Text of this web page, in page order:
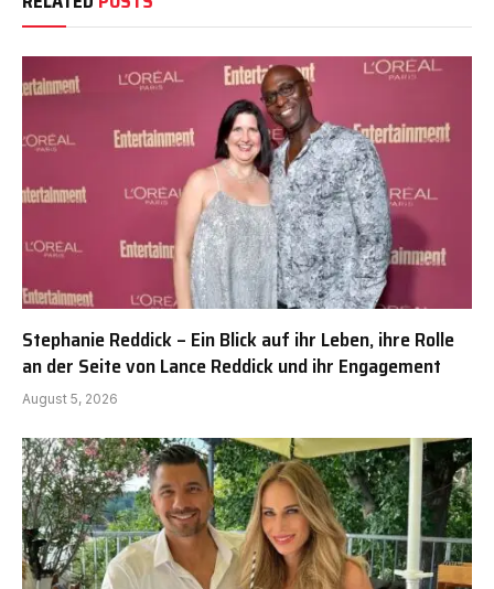
Stephanie Reddick – Ein Blick auf ihr Leben, ihre Rolle
an der Seite von Lance Reddick und ihr Engagement
August 5, 2026